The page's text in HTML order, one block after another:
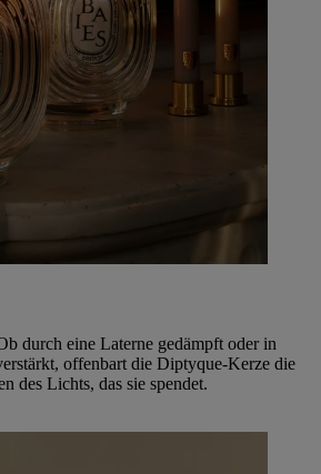
durch eine Laterne gedämpft oder in
offenbart die Diptyque-Kerze die
des Lichts, das sie spendet.